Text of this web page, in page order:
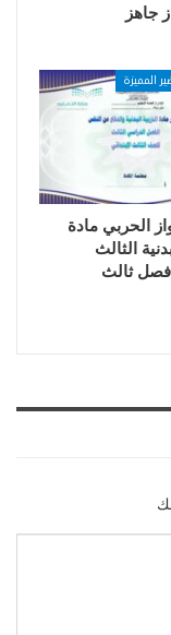
جاهز
المميزة
الحربي مادة
الثالث
فصل ثالث